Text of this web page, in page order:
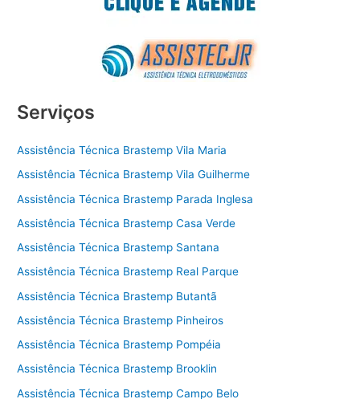
Serviços
Assistência Técnica Brastemp Vila Maria
Assistência Técnica Brastemp Vila Guilherme
Assistência Técnica Brastemp Parada Inglesa
Assistência Técnica Brastemp Casa Verde
Assistência Técnica Brastemp Santana
Assistência Técnica Brastemp Real Parque
Assistência Técnica Brastemp Butantã
Assistência Técnica Brastemp Pinheiros
Assistência Técnica Brastemp Pompéia
Assistência Técnica Brastemp Brooklin
Assistência Técnica Brastemp Campo Belo